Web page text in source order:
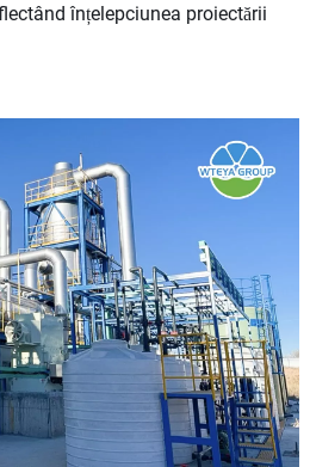
înțelepciunea proiectării